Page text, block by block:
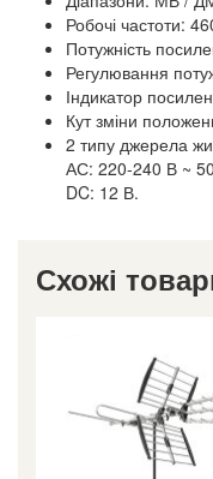
Робочі частоти:
Потужність
Регулювання
Індикатор
Кут зміни
2 типу джерела
АС: 220-240 В ~
DC: 12 В.
Схожі